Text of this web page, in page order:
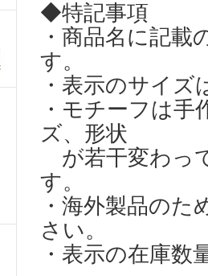
◆特記事項
・商品名に記
す。
・表示のサイ
・モチーフは
ズ、形状
が若干変わっ
す。
・海外製品の
さい。
・表示の在庫